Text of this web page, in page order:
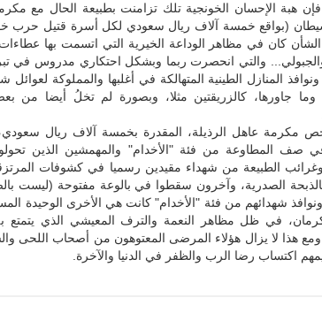
هبة الإحسان الخونجية تلك تزامنت بطبيعة الحال مع
(بواقع خمسة آلاف ريال سعودي لكل أسرة قتيل حرب
كان في مظاهر الوداعة الخيرية التي اتسمت بها
والتي انحصرت ربما وبشكل احتكاري مدروس في
المنازل الطينية المتهالكة في أغلبها والمملوكة
وما جاورها، كالزريقتين مثلا، وبصورة لم تخلُ أيضا من
مكرمة عاهل الرذيلة، المقدرة بخمسة آلاف ريال
صف المطاوعة من فئة "الأخدام" والمهمشين الذين
الطبيعة من شهداء مقيدين رسميا في كشوفات
الصدرية، وآخرون سقطوا في بالوعة مفتوحة (ليست
شهدائهم من فئة "الأخدام" كانت هي الأخرى الوحيدة
في ظل مظاهر النعمة والترف المعيشي الذي يتمتع
هذا لا يزال هؤلاء المرضى المعتوهون من أصحاب اللحى
اكتساب رضا الرب والظفر في الدنيا والآخرة.